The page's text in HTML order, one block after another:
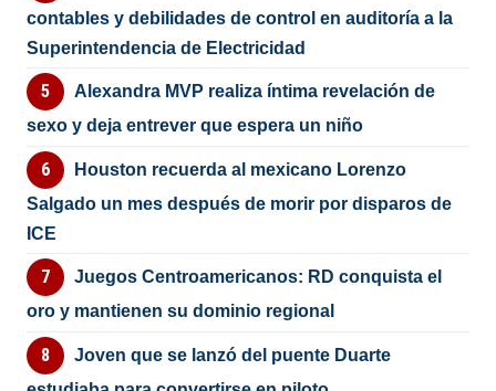
contables y debilidades de control en auditoría a la
Superintendencia de Electricidad
Alexandra MVP realiza íntima revelación de
sexo y deja entrever que espera un niño
Houston recuerda al mexicano Lorenzo
Salgado un mes después de morir por disparos de
ICE
Juegos Centroamericanos: RD conquista el
oro y mantienen su dominio regional
Joven que se lanzó del puente Duarte